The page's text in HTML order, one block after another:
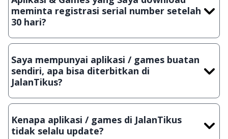
suatu aplikasi atau games, sehingga bisa dijamin 100%
terbebas dari virus.
meminta registrasi serial number setelah
30 hari?
Meskipun dibagikan secara gratis, namun ada beberapa
hanya bisa digunakan dalam jangka waktu tertentu dan jika
ingin lanjut menggunakannya kamu harus membeli lisensi
aslinya.
Saya mempunyai aplikasi / games buatan
sendiri, apa bisa diterbitkan di
JalanTikus?
Tentu saja bisa. Silahkan kirim email keinfo@jalantikus.com
Lampiran File instalasi / (APK) jika Android
Kenapa aplikasi / games di JalanTikus
tidak selalu update?